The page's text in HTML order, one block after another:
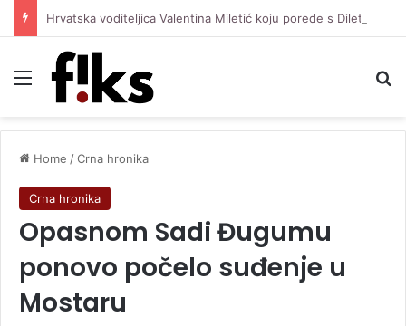
Menu
Home /Crna hronika
Crna hronika
Opasnom Sadi Đugumu
ponovo počelo suđenje u
Mostaru